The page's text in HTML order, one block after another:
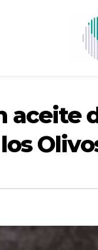
aceite